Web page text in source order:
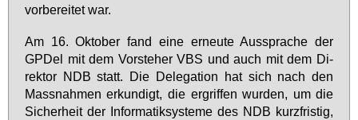
vor­be­rei­tet war.
Am 16. Ok­to­ber fand ei­ne er­neu­te Aus­spra­che der
GPDel mit dem Vor­ste­her VBS und auch mit dem Di­
rek­tor NDB statt. Die De­le­ga­ti­on hat sich nach den
Mass­nah­men er­kun­digt, die er­grif­fen wur­den, um die
Si­cher­heit der In­for­ma­tik­sys­te­me des NDB kurz­fris­tig,